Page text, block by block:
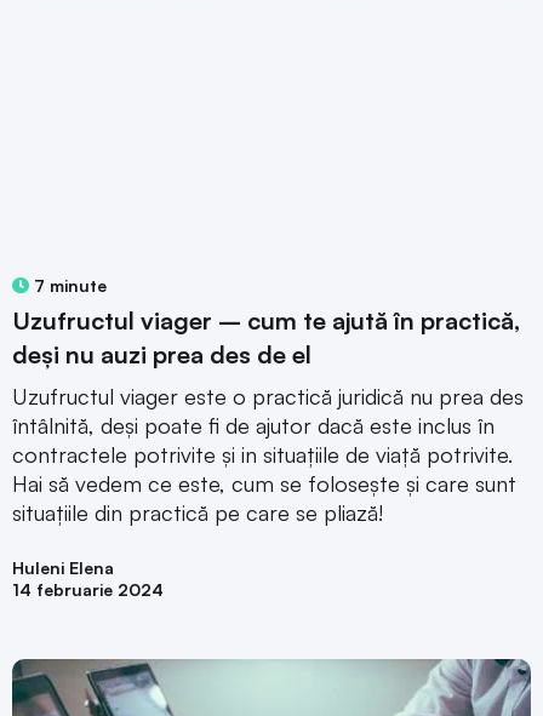
7 minute
Uzufructul viager – cum te ajută în practică,
deși nu auzi prea des de el
Uzufructul viager este o practică juridică nu prea des
întâlnită, deși poate fi de ajutor dacă este inclus în
contractele potrivite și in situațiile de viață potrivite.
Hai să vedem ce este, cum se folosește și care sunt
situațiile din practică pe care se pliază!
Huleni Elena
14 februarie 2024